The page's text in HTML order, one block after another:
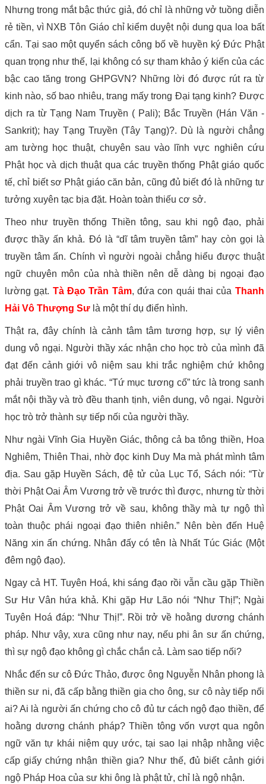
Nhưng trong mắt bậc thức giả, đó chỉ là những vở tuồng diễn
rẻ tiền, vì NXB Tôn Giáo chỉ kiểm duyệt nội dung qua loa bất
cẩn. Tại sao một quyển sách công bố về huyền ký Đức Phật
quan trọng như thế, lại không có sự tham khảo ý kiến của các
bậc cao tăng trong GHPGVN? Những lời đó được rút ra từ
kinh nào, số bao nhiêu, trang mấy trong Đại tạng kinh? Được
dịch ra từ Tạng Nam Truyền ( Pali); Bắc Truyền (Hán Văn -
Sankrit); hay Tạng Truyền (Tây Tạng)?. Dù là người chẳng
am tường học thuật, chuyên sau vào lĩnh vực nghiên cứu
Phật học và dịch thuật qua các truyền thống Phật giáo quốc
tế, chỉ biết sơ Phật giáo căn bản, cũng đủ biết đó là những tư
tưởng xuyên tạc bịa đặt. Hoàn toàn thiếu cơ sở.
Theo như truyền thống Thiền tông, sau khi ngộ đạo, phải
được thầy ấn khả. Đó là “dĩ tâm truyền tâm” hay còn gọi là
truyền tâm ấn. Chính vì người ngoài chẳng hiểu được thuật
ngữ chuyên môn của nhà thiền nên dễ dàng bị ngoại đạo
lường gạt. Tà Đạo Trần Tâm, đứa con quái thai của Thanh
Hải Vô Thượng Sư là một thí dụ điển hình.
Thật ra, đây chính là cảnh tâm tâm tương hợp, sự lý viên
dung vô ngại. Người thầy xác nhận cho học trò của mình đã
đạt đến cảnh giới vô niệm sau khi trắc nghiệm chứ không
phải truyền trao gì khác. “Tứ mục tương cố” tức là trong sanh
mắt nội thầy và trò đều thanh tịnh, viên dung, vô ngại. Người
học trò trở thành sự tiếp nối của người thầy.
Như ngài Vĩnh Gia Huyền Giác, thông cả ba tông thiền, Hoa
Nghiêm, Thiên Thai, nhờ đọc kinh Duy Ma mà phát mình tâm
địa. Sau gặp Huyền Sách, đệ tử của Lục Tổ, Sách nói: “Từ
thời Phật Oai Âm Vương trở về trước thì được, nhưng từ thời
Phật Oai Âm Vương trở về sau, không thầy mà tự ngộ thì
toàn thuộc phái ngoại đạo thiên nhiên.” Nên bèn đến Huệ
Năng xin ấn chứng. Nhân đấy có tên là Nhất Túc Giác (Một
đêm ngộ đạo).
Ngay cả HT. Tuyên Hoá, khi sáng đạo rồi vẫn cầu gặp Thiền
Sư Hư Vân hứa khả. Khi gặp Hư Lão nói “Như Thị!”; Ngài
Tuyên Hoá đáp: “Như Thị!”. Rồi trở về hoằng dương chánh
pháp. Như vậy, xưa cũng như nay, nếu phi ân sư ấn chứng,
thì sự ngộ đạo không gì chắc chắn cả. Làm sao tiếp nối?
Nhắc đến sư cô Đức Thảo, được ông Nguyễn Nhân phong là
thiền sư ni, đã cấp bằng thiền gia cho ông, sư cô này tiếp nối
ai? Ai là người ấn chứng cho cô đủ tư cách ngộ đạo thiền, để
hoằng dương chánh pháp? Thiền tông vốn vượt qua ngôn
ngữ văn tự khái niệm quy ước, tại sao lại nhập nhằng việc
cấp giấy chứng nhận thiền gia? Như thế, đủ biết cảnh giới
ngộ Pháp Hoa của sư khi ông là phật tử, chỉ là ngộ nhận.